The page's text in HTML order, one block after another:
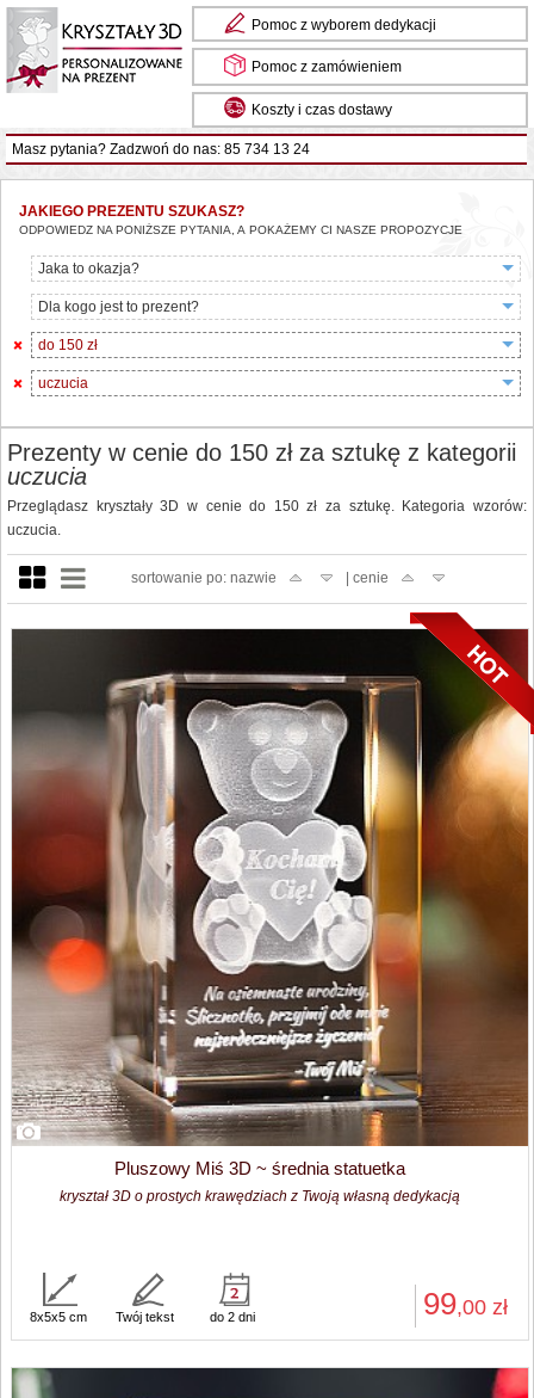
Pomoc z wyborem dedykacji
Pomoc z zamówieniem
Koszty i czas dostawy
Masz pytania? Zadzwoń do nas: 85 734 13 24
JAKIEGO PREZENTU SZUKASZ?
ODPOWIEDZ NA PONIŻSZE PYTANIA, A POKAŻEMY CI NASZE PROPOZYCJE
Jaka to okazja?
Dla kogo jest to prezent?
do 150 zł
uczucia
Prezenty w cenie do 150 zł za sztukę z kategorii
uczucia
Przeglądasz kryształy 3D w cenie do 150 zł za sztukę. Kategoria wzorów:
uczucia.
sortowanie po: nazwie | cenie
Pluszowy Miś 3D ~ średnia statuetka
kryształ 3D o prostych krawędziach z Twoją własną dedykacją
99,00 zł
8x5x5 cm Twój tekst do 2 dni